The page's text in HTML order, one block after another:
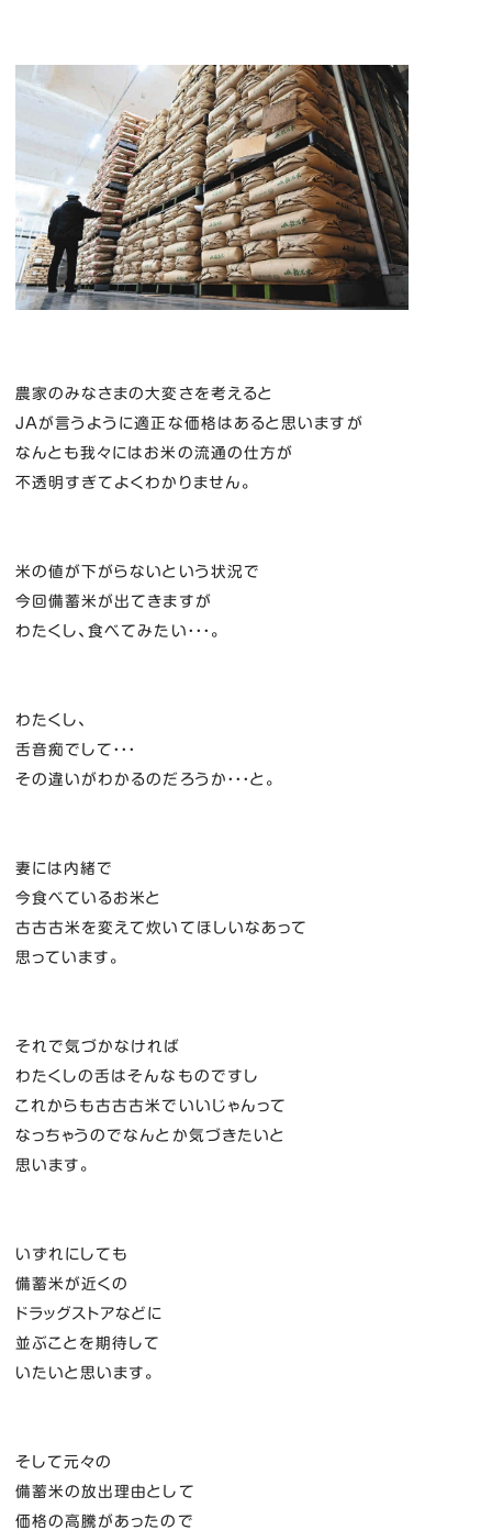
農家のみなさまの大変さを考えると
JAが言うように適正な価格はあると思いますが
なんとも我々にはお米の流通の仕方が
不透明すぎてよくわかりません。
米の値が下がらないという状況で
今回備蓄米が出てきますが
わたくし、食べてみたい・・・。
わたくし、
舌音痴でして・・・
その違いがわかるのだろうか・・・と。
妻には内緒で
今食べているお米と
古古古米を変えて炊いてほしいなあって
思っています。
それで気づかなければ
わたくしの舌はそんなものですし
これからも古古古米でいいじゃんって
なっちゃうのでなんとか気づきたいと
思います。
いずれにしても
備蓄米が近くの
ドラッグストアなどに
並ぶことを期待して
いたいと思います。
そして元々の
備蓄米の放出理由として
価格の高騰があったので